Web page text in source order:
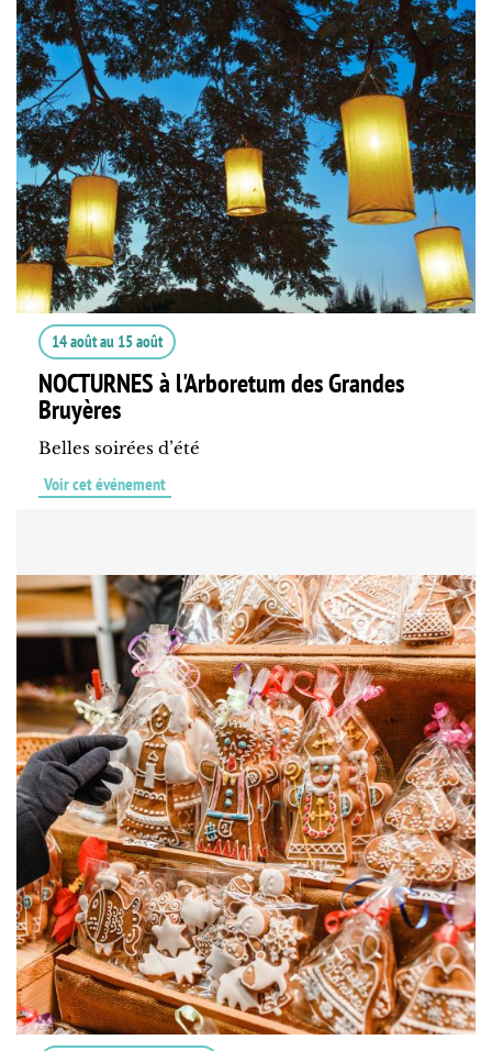
14 aoûtau 15 août
NOCTURNES à l'Arboretum des Grandes
Bruyères
Belles soirées d’été
Voir cet événement